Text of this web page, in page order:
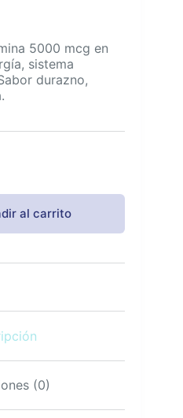
5000 mcg en
sistema
durazno,
al carrito
(0)